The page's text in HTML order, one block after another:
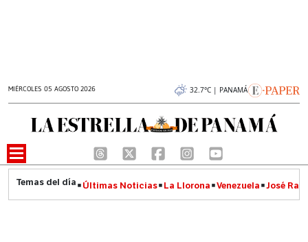
MIÉRCOLES 05 AGOSTO 2026 32.7°C | PANAMÁ
Últimas Noticias La Llorona Venezuela José